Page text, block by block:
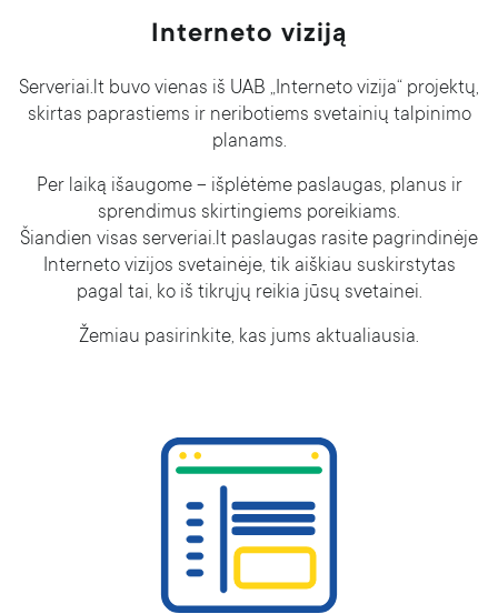
Skaitmeninių paslaugų aktas (DSA)
Interneto viziją
Serveriai.lt buvo vienas iš UAB „Interneto vizija“ projektų,
skirtas paprastiems ir neribotiems svetainių talpinimo
planams.
Per laiką išaugome – išplėtėme paslaugas, planus ir
sprendimus skirtingiems poreikiams.
Šiandien visas serveriai.lt paslaugas rasite pagrindinėje
Interneto vizijos svetainėje, tik aiškiau suskirstytas
pagal tai, ko iš tikrųjų reikia jūsų svetainei.
Žemiau pasirinkite, kas jums aktualiausia.